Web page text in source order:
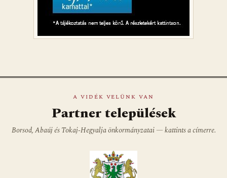
A VIDÉK VELÜNK VAN
Partner települések
Borsod, Abaúj és Tokaj-Hegyalja önkormányzatai — kattints a címerre.